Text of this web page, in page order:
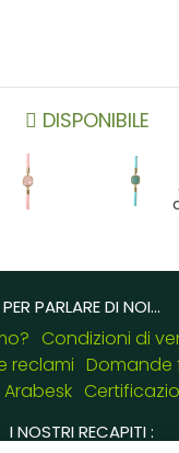
DISPONIBILE
PER PARLARE DI NOI...
Condizioni di
reclami Domande
I NOSTRI RECAPITI :